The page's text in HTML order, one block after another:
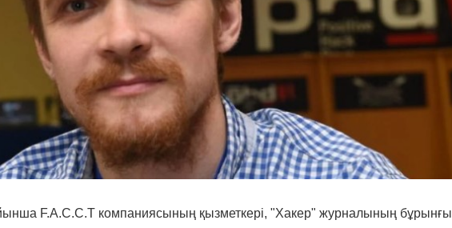
F.A.C.C.T компаниясының қызметкері, "Хакер" журналының бұрынғы